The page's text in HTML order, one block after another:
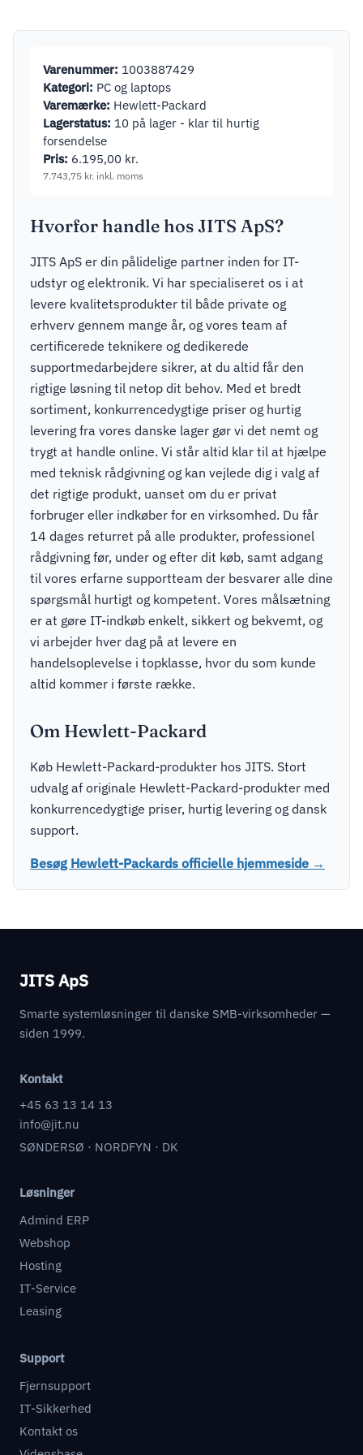
Varenummer: 1003887429
Kategori: PC og laptops
Varemærke: Hewlett-Packard
Lagerstatus: 10 på lager - klar til hurtig
forsendelse
Pris: 6.195,00 kr.
7.743,75 kr. inkl. moms
Hvorfor handle hos JITS ApS?
JITS ApS er din pålidelige partner inden for IT-
udstyr og elektronik. Vi har specialiseret os i at
levere kvalitetsprodukter til både private og
erhverv gennem mange år, og vores team af
certificerede teknikere og dedikerede
supportmedarbejdere sikrer, at du altid får den
rigtige løsning til netop dit behov. Med et bredt
sortiment, konkurrencedygtige priser og hurtig
levering fra vores danske lager gør vi det nemt og
trygt at handle online. Vi står altid klar til at hjælpe
med teknisk rådgivning og kan vejlede dig i valg af
det rigtige produkt, uanset om du er privat
forbruger eller indkøber for en virksomhed. Du får
14 dages returret på alle produkter, professionel
rådgivning før, under og efter dit køb, samt adgang
til vores erfarne supportteam der besvarer alle dine
spørgsmål hurtigt og kompetent. Vores målsætning
er at gøre IT-indkøb enkelt, sikkert og bekvemt, og
vi arbejder hver dag på at levere en
handelsoplevelse i topklasse, hvor du som kunde
altid kommer i første række.
Om Hewlett-Packard
Køb Hewlett-Packard-produkter hos JITS. Stort
udvalg af originale Hewlett-Packard-produkter med
konkurrencedygtige priser, hurtig levering og dansk
support.
Besøg Hewlett-Packards officielle hjemmeside →
JITS ApS
Smarte systemløsninger til danske SMB-virksomheder —
siden 1999.
Kontakt
+45 63 13 14 13
info@jit.nu
SØNDERSØ · NORDFYN · DK
Løsninger
Admind ERP
Webshop
Hosting
IT-Service
Leasing
Support
Fjernsupport
IT-Sikkerhed
Kontakt os